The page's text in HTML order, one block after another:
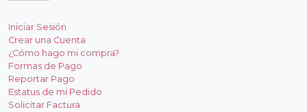
Iniciar Sesión
Crear una Cuenta
¿Cómo hago mi compra?
Formas de Pago
Reportar Pago
Estatus de mi Pedido
Solicitar Factura